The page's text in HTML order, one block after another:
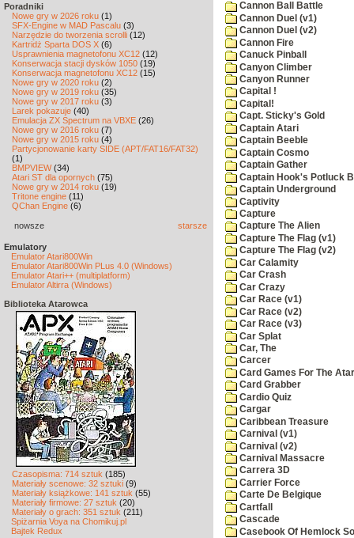
Poradniki
Nowe gry w 2026 roku (1)
SFX-Engine w MAD Pascalu (3)
Narzędzie do tworzenia scrolli (12)
Kartridż Sparta DOS X (6)
Usprawnienia magnetofonu XC12 (12)
Konserwacja stacji dysków 1050 (19)
Konserwacja magnetofonu XC12 (15)
Nowe gry w 2020 roku (2)
Nowe gry w 2019 roku (35)
Nowe gry w 2017 roku (3)
Larek pokazuje (40)
Emulacja ZX Spectrum na VBXE (26)
Nowe gry w 2016 roku (7)
Nowe gry w 2015 roku (4)
Partycjonowanie karty SIDE (APT/FAT16/FAT32)
(1)
BMPVIEW(34)
Atari ST dla opornych (75)
Nowe gry w 2014 roku (19)
Tritone engine (11)
QChan Engine (6)
nowsze starsze
Emulatory
Emulator Atari800Win
Emulator Atari800Win PLus 4.0 (Windows)
Emulator Atari++ (multiplatform)
Emulator Altirra (Windows)
Biblioteka Atarowca
Czasopisma: 714 sztuk (185)
Materiały scenowe: 32 sztuki (9)
Materiały książkowe: 141 sztuk (55)
Materiały firmowe: 27 sztuk (20)
Materiały o grach: 351 sztuk (211)
Spiżarnia Voya na Chomikuj.pl
Bajtek Redux
Cannon Ball Battle
Cannon Duel (v1)
Cannon Duel (v2)
Cannon Fire
Canuck Pinball
Canyon Climber
Canyon Runner
Capital !
Capital!
Capt. Sticky's Gold
Captain Atari
Captain Beeble
Captain Cosmo
Captain Gather
Captain Hook's Potluck
Captain Underground
Captivity
Capture
Capture The Alien
Capture The Flag (v1)
Capture The Flag (v2)
Car Calamity
Car Crash
Car Crazy
Car Race (v1)
Car Race (v2)
Car Race (v3)
Car Splat
Car, The
Carcer
Card Games For The
Card Grabber
Cardio Quiz
Cargar
Caribbean Treasure
Carnival (v1)
Carnival (v2)
Carnival Massacre
Carrera 3D
Carrier Force
Carte De Belgique
Cartfall
Cascade
Casebook Of Hemlock